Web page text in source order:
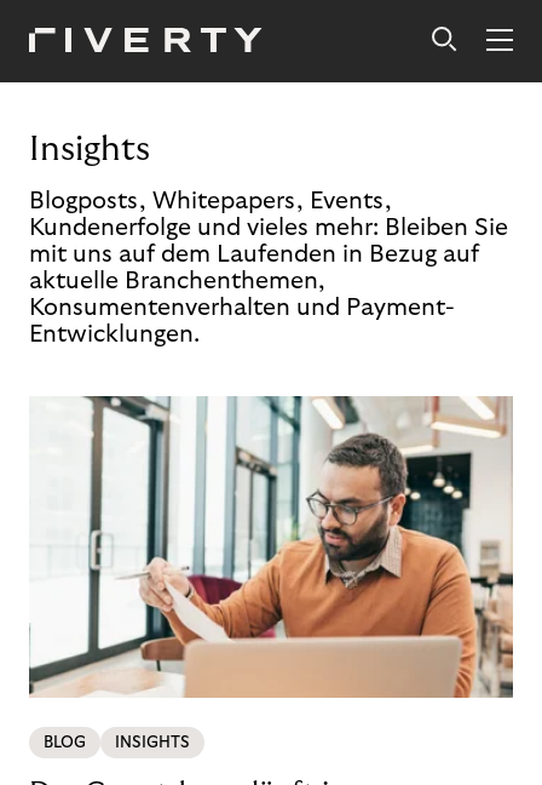
Insights
Blogposts, Whitepapers, Events,
Kundenerfolge und vieles mehr: Bleiben Sie
mit uns auf dem Laufenden in Bezug auf
aktuelle Branchenthemen,
Konsumentenverhalten und Payment-
Entwicklungen.
BLOG INSIGHTS